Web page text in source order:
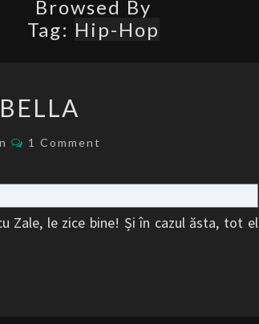
Browsed By
Tag: Hip-Hop
Comments
1 Comment
Zale, le zice bine! Și în cazul ăsta, tot el